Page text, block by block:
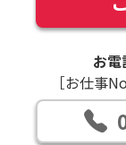
お
［お仕事